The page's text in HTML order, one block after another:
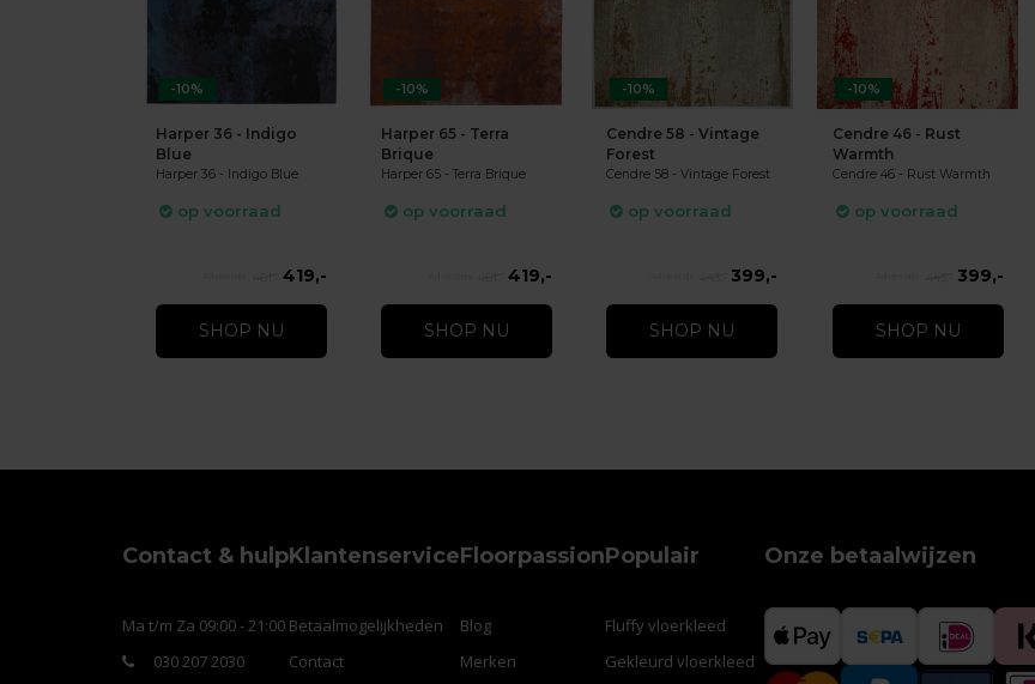
-10%
Harper 36 - Indigo
Blue
Harper 36 - Indigo Blue
op voorraad
419,-
SHOP NU
-10%
Harper 65 - Terra
Brique
Harper 65 - Terra Brique
op voorraad
419,-
SHOP NU
-10%
Cendre 58 - Vintage
Forest
Cendre 58 - Vintage Forest
op voorraad
399,-
SHOP NU
-10%
Cendre 46 - Rust
Warmth
Cendre 46 - Rust Warmth
op voorraad
399,-
SHOP NU
Contact & hulp
Ma t/m Za 09:00 - 21:00
030 207 2030
Klantenservice
Betaalmogelijkheden
Contact
Floorpassion
Blog
Merken
Populair
Fluffy vloerkleed
Gekleurd vloerkleed
Onze betaalwijzen